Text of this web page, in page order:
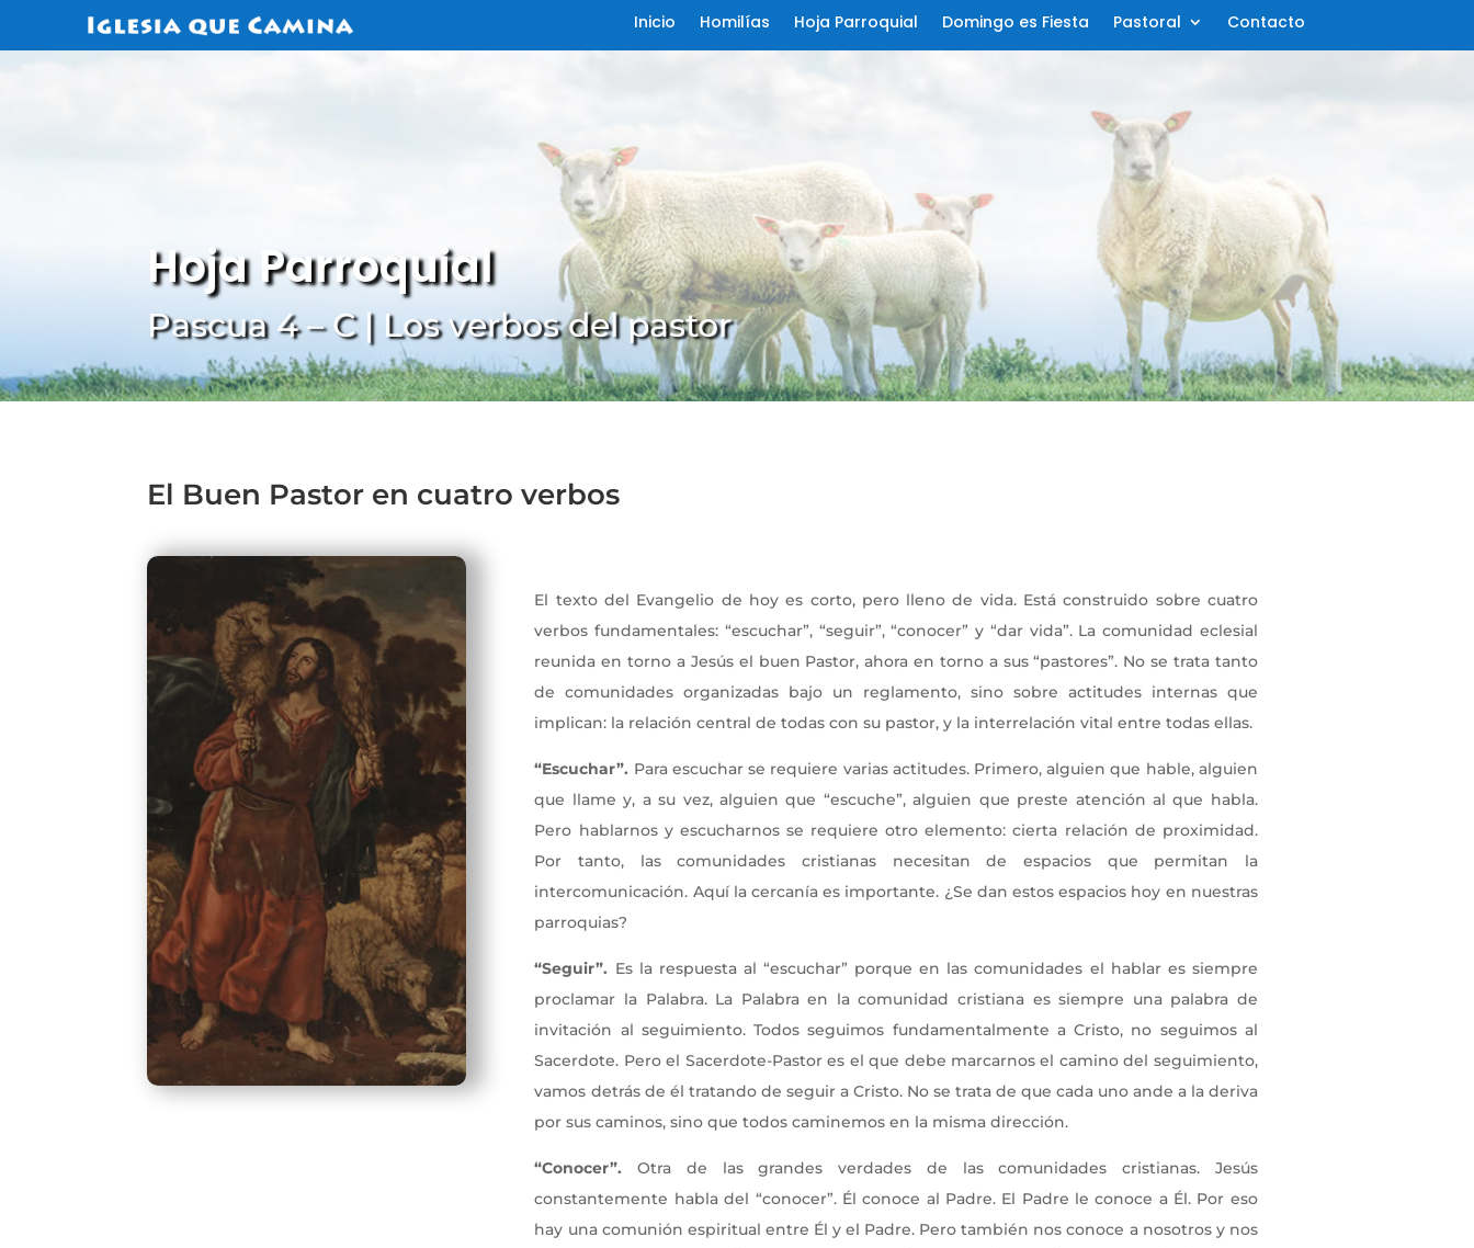
Inicio Homilías Hoja Parroquial Domingo es Fiesta Pastoral Contacto
Hoja Parroquial
Pascua 4 – C | Los verbos del pastor
El Buen Pastor en cuatro verbos
El texto del Evangelio de hoy es corto, pero lleno de vida. Está construido sobre cuatro
verbos fundamentales: “escuchar”, “seguir”, “conocer” y “dar vida”. La comunidad eclesial
reunida en torno a Jesús el buen Pastor, ahora en torno a sus “pastores”. No se trata tanto
de comunidades organizadas bajo un reglamento, sino sobre actitudes internas que
implican: la relación central de todas con su pastor, y la interrelación vital entre todas ellas.
“Escuchar”. Para escuchar se requiere varias actitudes. Primero, alguien que hable, alguien
que llame y, a su vez, alguien que “escuche”, alguien que preste atención al que habla.
Pero hablarnos y escucharnos se requiere otro elemento: cierta relación de proximidad.
Por tanto, las comunidades cristianas necesitan de espacios que permitan la
intercomunicación. Aquí la cercanía es importante. ¿Se dan estos espacios hoy en nuestras
parroquias?
“Seguir”. Es la respuesta al “escuchar” porque en las comunidades el hablar es siempre
proclamar la Palabra. La Palabra en la comunidad cristiana es siempre una palabra de
invitación al seguimiento. Todos seguimos fundamentalmente a Cristo, no seguimos al
Sacerdote. Pero el Sacerdote-Pastor es el que debe marcarnos el camino del seguimiento,
vamos detrás de él tratando de seguir a Cristo. No se trata de que cada uno ande a la deriva
por sus caminos, sino que todos caminemos en la misma dirección.
“Conocer”. Otra de las grandes verdades de las comunidades cristianas. Jesús
constantemente habla del “conocer”. Él conoce al Padre. El Padre le conoce a Él. Por eso
hay una comunión espiritual entre Él y el Padre. Pero también nos conoce a nosotros y nos